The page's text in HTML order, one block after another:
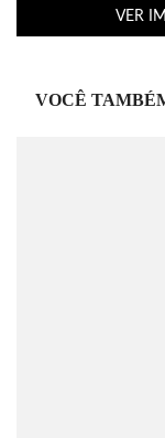
VER
VOCÊ